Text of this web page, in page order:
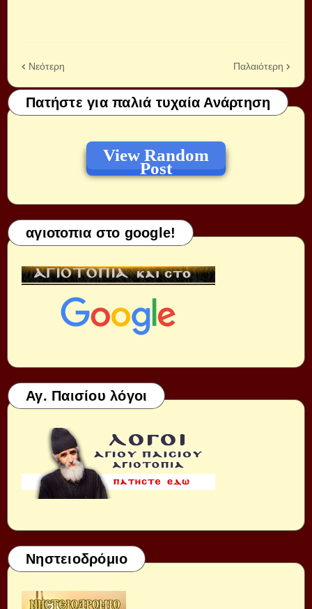
Νεότερη Παλαιότερη
Πατήστε για παλιά τυχαία Ανάρτηση
View Random
Post
αγιοτοπια στο google!
Αγ. Παισίου λόγοι
Νηστειοδρόμιο